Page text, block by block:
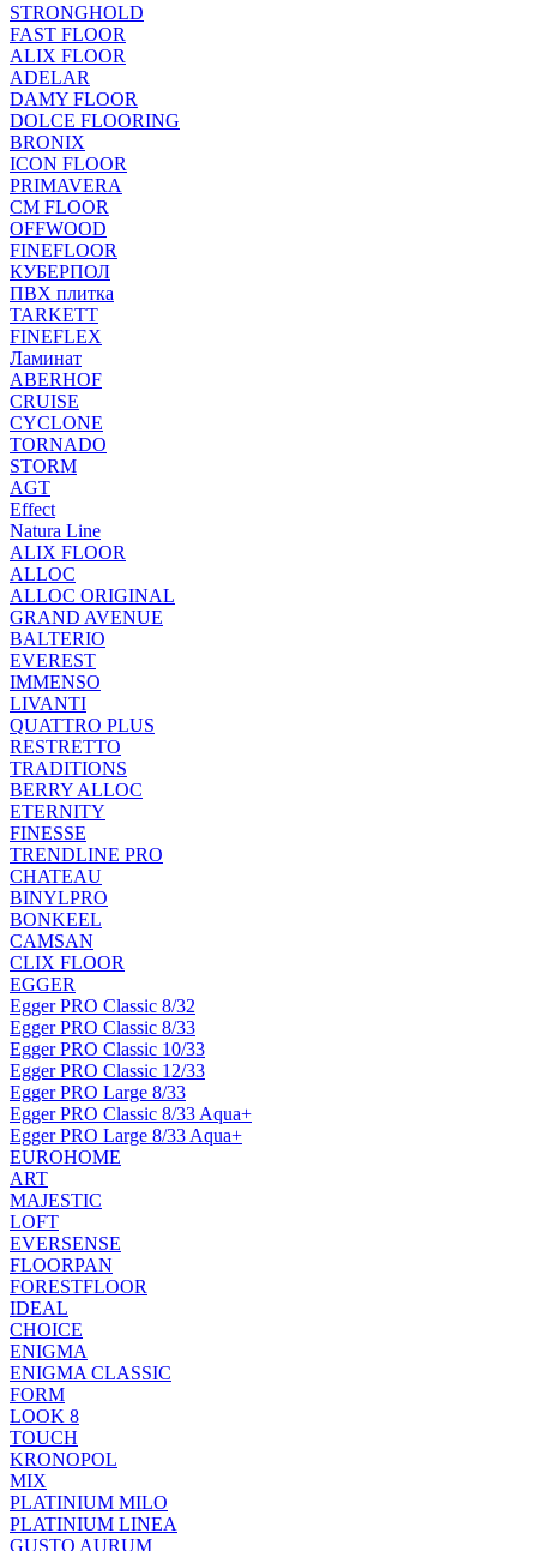
STRONGHOLD
FAST FLOOR
ALIX FLOOR
ADELAR
DAMY FLOOR
DOLCE FLOORING
BRONIX
ICON FLOOR
PRIMAVERA
CM FLOOR
OFFWOOD
FINEFLOOR
КУБЕРПОЛ
ПВХ плитка
TARKETT
FINEFLEX
Ламинат
ABERHOF
CRUISE
CYCLONE
TORNADO
STORM
AGT
Effect
Natura Line
ALIX FLOOR
ALLOC
ALLOC ORIGINAL
GRAND AVENUE
BALTERIO
EVEREST
IMMENSO
LIVANTI
QUATTRO PLUS
RESTRETTO
TRADITIONS
BERRY ALLOC
ETERNITY
FINESSE
TRENDLINE PRO
CHATEAU
BINYLPRO
BONKEEL
CAMSAN
CLIX FLOOR
EGGER
Egger PRO Classic 8/32
Egger PRO Classic 8/33
Egger PRO Classic 10/33
Egger PRO Classic 12/33
Egger PRO Large 8/33
Egger PRO Classic 8/33 Aqua+
Egger PRO Large 8/33 Aqua+
EUROHOME
ART
MAJESTIC
LOFT
EVERSENSE
FLOORPAN
FORESTFLOOR
IDEAL
CHOICE
ENIGMA
ENIGMA CLASSIC
FORM
LOOK 8
TOUCH
KRONOPOL
MIX
PLATINIUM MILO
PLATINIUM LINEA
GUSTO AURUM